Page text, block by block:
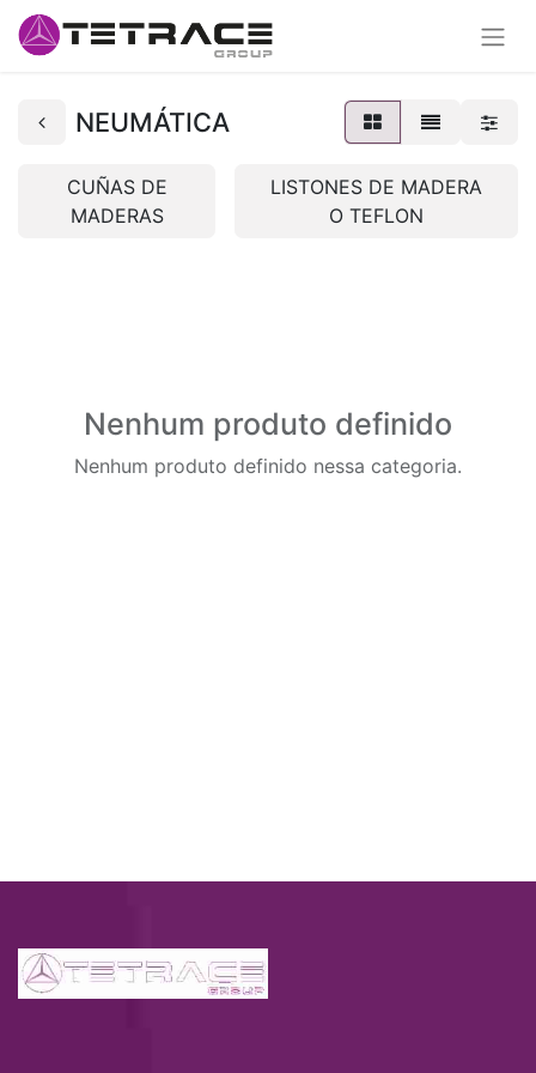
NEUMÁTICA
CUÑAS DE
MADERAS
LISTONES DE MADERA
O TEFLON
Nenhum produto definido
Nenhum produto definido nessa categoria.